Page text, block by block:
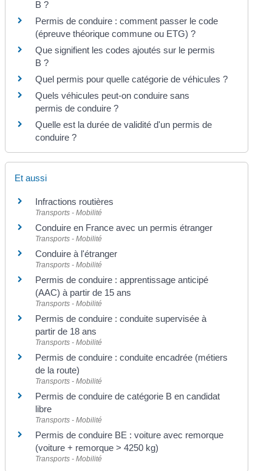
B ?
Permis de conduire : comment passer le code
(épreuve théorique commune ou ETG) ?
Que signifient les codes ajoutés sur le permis
B ?
Quel permis pour quelle catégorie de véhicules ?
Quels véhicules peut-on conduire sans
permis de conduire ?
Quelle est la durée de validité d'un permis de
conduire ?
Et aussi
Infractions routières
Transports - Mobilité
Conduire en France avec un permis étranger
Transports - Mobilité
Conduire à l'étranger
Transports - Mobilité
Permis de conduire : apprentissage anticipé
(AAC) à partir de 15 ans
Transports - Mobilité
Permis de conduire : conduite supervisée à
partir de 18 ans
Transports - Mobilité
Permis de conduire : conduite encadrée (métiers
de la route)
Transports - Mobilité
Permis de conduire de catégorie B en candidat
libre
Transports - Mobilité
Permis de conduire BE : voiture avec remorque
(voiture + remorque > 4250 kg)
Transports - Mobilité